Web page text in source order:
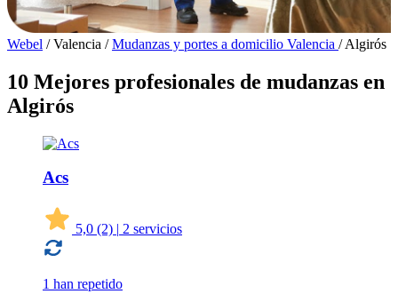
Webel / Valencia / Mudanzas y portes a domicilio Valencia / Algirós
10 Mejores profesionales de mudanzas en
Algirós
Acs
5,0 (2) | 2 servicios
1 han repetido